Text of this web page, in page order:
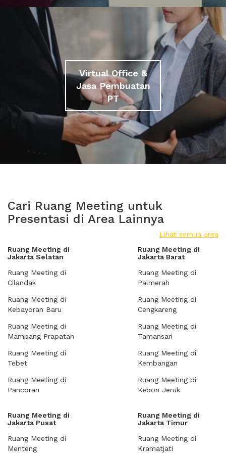
Virtual Office &
Jasa Pembuatan
PT
Cari Ruang Meeting untuk
Presentasi di Area Lainnya
Lihat semua area
Ruang Meeting di
Jakarta Selatan
Ruang Meeting di
Cilandak
Ruang Meeting di
Kebayoran Baru
Ruang Meeting di
Mampang Prapatan
Ruang Meeting di
Tebet
Ruang Meeting di
Pancoran
Ruang Meeting di
Jakarta Barat
Ruang Meeting di
Palmerah
Ruang Meeting di
Cengkareng
Ruang Meeting di
Tamansari
Ruang Meeting di
Kembangan
Ruang Meeting di
Kebon Jeruk
Ruang Meeting di
Jakarta Pusat
Ruang Meeting di
Menteng
Ruang Meeting di
Jakarta Timur
Ruang Meeting di
Kramatjati